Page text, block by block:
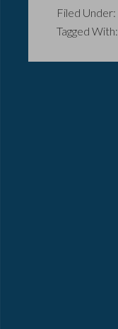
Filed Under:
Tagged With: